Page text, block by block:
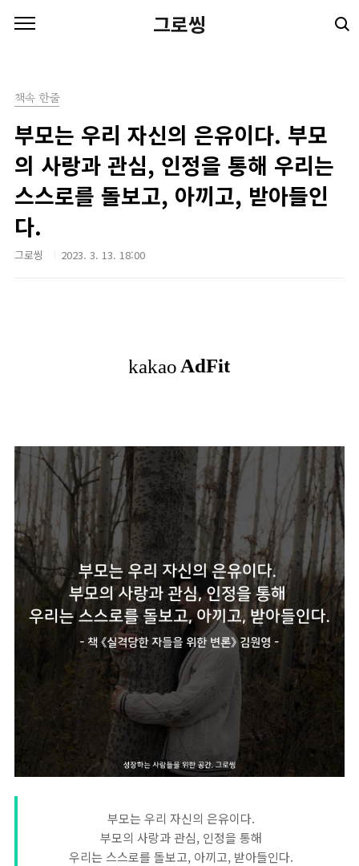
그로씽
책속 한줄
부모는 우리 자신의 은유이다. 부모
의 사랑과 관심, 인정을 통해 우리는
스스로를 돌보고, 아끼고, 받아들인
다.
그로씽 2023. 3. 13. 18:00
부모는 우리 자신의 은유이다.
부모의 사랑과 관심, 인정을 통해
우리는 스스로를 돌보고, 아끼고, 받아들인다.